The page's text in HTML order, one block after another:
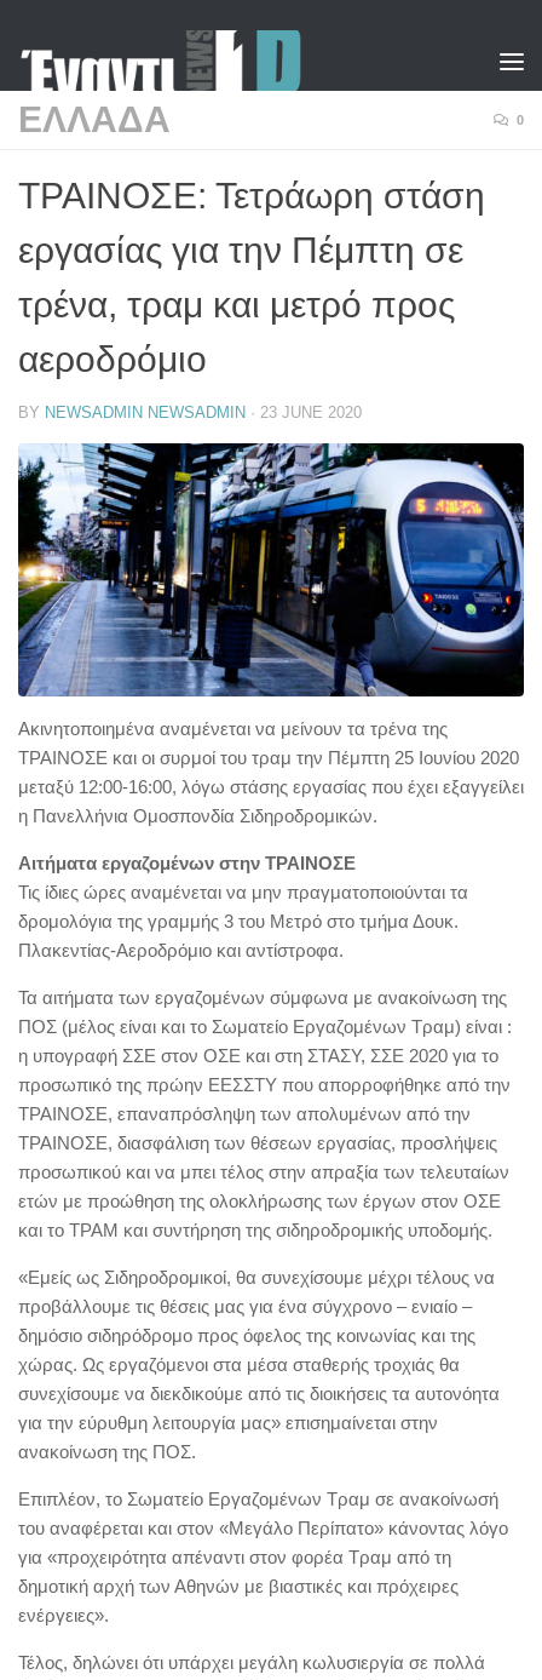
ΕΛΛΑΔΑ 0
ΤΡΑΙΝΟΣΕ: Τετράωρη στάση
εργασίας για την Πέμπτη σε
τρένα, τραμ και μετρό προς
αεροδρόμιο
BY NEWSADMIN NEWSADMIN · 23 JUNE 2020
Ακινητοποιημένα αναμένεται να μείνουν τα τρένα της
ΤΡΑΙΝΟΣΕ και οι συρμοί του τραμ την Πέμπτη 25 Ιουνίου 2020
μεταξύ 12:00-16:00, λόγω στάσης εργασίας που έχει εξαγγείλει
η Πανελλήνια Ομοσπονδία Σιδηροδρομικών.
Αιτήματα εργαζομένων στην ΤΡΑΙΝΟΣΕ
Τις ίδιες ώρες αναμένεται να μην πραγματοποιούνται τα
δρομολόγια της γραμμής 3 του Μετρό στο τμήμα Δουκ.
Πλακεντίας-Αεροδρόμιο και αντίστροφα.
Τα αιτήματα των εργαζομένων σύμφωνα με ανακοίνωση της
ΠΟΣ (μέλος είναι και το Σωματείο Εργαζομένων Τραμ) είναι :
η υπογραφή ΣΣΕ στον ΟΣΕ και στη ΣΤΑΣΥ, ΣΣΕ 2020 για το
προσωπικό της πρώην ΕΕΣΣΤΥ που απορροφήθηκε από την
ΤΡΑΙΝΟΣΕ, επαναπρόσληψη των απολυμένων από την
ΤΡΑΙΝΟΣΕ, διασφάλιση των θέσεων εργασίας, προσλήψεις
προσωπικού και να μπει τέλος στην απραξία των τελευταίων
ετών με προώθηση της ολοκλήρωσης των έργων στον ΟΣΕ
και το ΤΡΑΜ και συντήρηση της σιδηροδρομικής υποδομής.
«Εμείς ως Σιδηροδρομικοί, θα συνεχίσουμε μέχρι τέλους να
προβάλλουμε τις θέσεις μας για ένα σύγχρονο – ενιαίο –
δημόσιο σιδηρόδρομο προς όφελος της κοινωνίας και της
χώρας. Ως εργαζόμενοι στα μέσα σταθερής τροχιάς θα
συνεχίσουμε να διεκδικούμε από τις διοικήσεις τα αυτονόητα
για την εύρυθμη λειτουργία μας» επισημαίνεται στην
ανακοίνωση της ΠΟΣ.
Επιπλέον, το Σωματείο Εργαζομένων Τραμ σε ανακοίνωσή
του αναφέρεται και στον «Μεγάλο Περίπατο» κάνοντας λόγο
για «προχειρότητα απέναντι στον φορέα Τραμ από τη
δημοτική αρχή των Αθηνών με βιαστικές και πρόχειρες
ενέργειες».
Τέλος, δηλώνει ότι υπάρχει μεγάλη κωλυσιεργία σε πολλά